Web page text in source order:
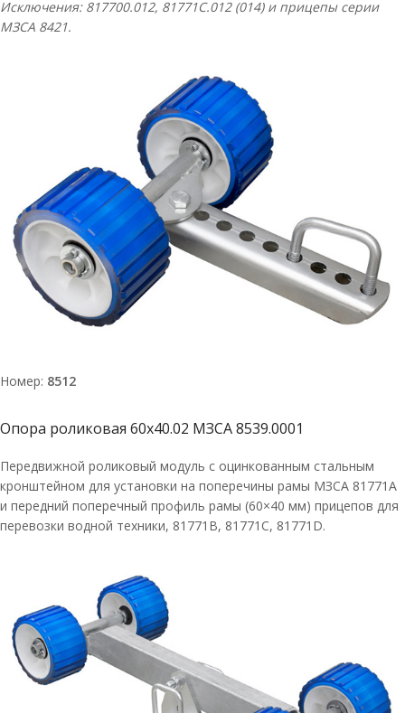
Исключения: 817700.012, 81771C.012 (014) и прицепы серии
МЗСА 8421.
Номер: 8512
Опора роликовая 60х40.02 МЗСА 8539.0001
Передвижной роликовый модуль с оцинкованным стальным
кронштейном для установки на поперечины рамы МЗСА 81771A
и передний поперечный профиль рамы (60×40 мм) прицепов для
перевозки водной техники, 81771В, 81771С, 81771D.